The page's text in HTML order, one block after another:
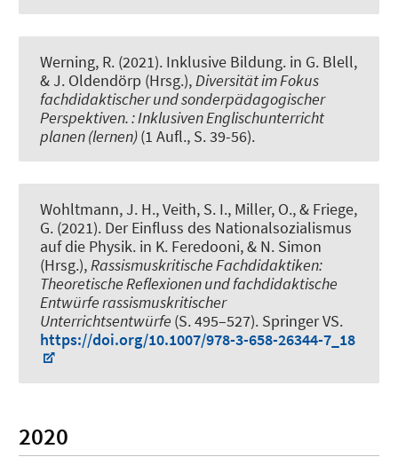
Werning, R. (2021). Inklusive Bildung. in G. Blell,
& J. Oldendörp (Hrsg.),Diversität im Fokus
fachdidaktischer und sonderpädagogischer
Perspektiven. : Inklusiven Englischunterricht
planen (lernen)(1 Aufl., S. 39-56).
Wohltmann, J. H., Veith, S. I., Miller, O., & Friege,
G. (2021). Der Einfluss des Nationalsozialismus
auf die Physik. in K. Feredooni, & N. Simon
(Hrsg.),Rassismuskritische Fachdidaktiken:
Theoretische Reflexionen und fachdidaktische
Entwürfe rassismuskritischer
Unterrichtsentwürfe (S. 495–527). Springer VS.
https://doi.org/10.1007/978-3-658-26344-7_18
2020